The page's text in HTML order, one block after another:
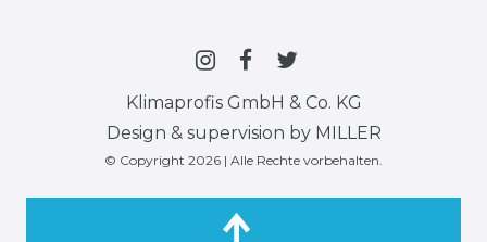
Klimaprofis GmbH & Co. KG
Design & supervision by MILLER
© Copyright 2026 | Alle Rechte vorbehalten.